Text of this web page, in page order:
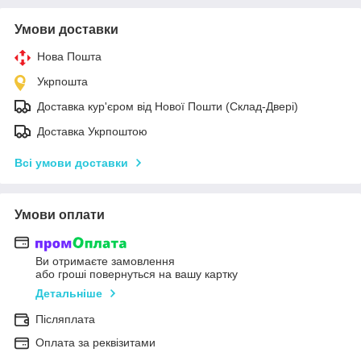
Умови доставки
Нова Пошта
Укрпошта
Доставка кур'єром від Нової Пошти (Склад-Двері)
Доставка Укрпоштою
Всі умови доставки
Умови оплати
Ви отримаєте замовлення
або гроші повернуться на вашу картку
Детальніше
Післяплата
Оплата за реквізитами